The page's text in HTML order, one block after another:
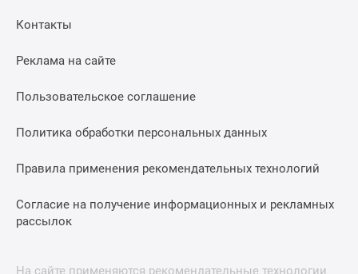
Контакты
Реклама на сайте
Пользовательское соглашение
Политика обработки персональных данных
Правила применения рекомендательных технологий
Согласие на получение информационных и рекламных
рассылок
На сайте применяются рекомендательные технологии